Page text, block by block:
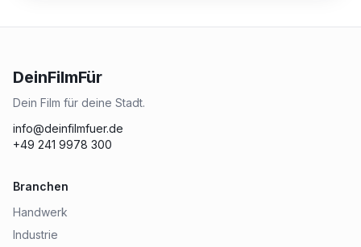
DeinFilmFür
Dein Film für deine Stadt.
info@deinfilmfuer.de
+49 241 9978 300
Branchen
Handwerk
Industrie